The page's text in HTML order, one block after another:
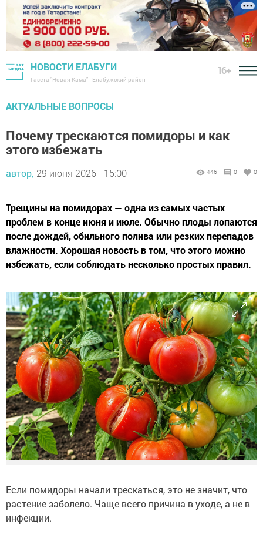
НОВОСТИ ЕЛАБУГИ
Газета "Новая Кама" - Елабужский район
16+
АКТУАЛЬНЫЕ ВОПРОСЫ
Почему трескаются помидоры и как
этого избежать
автор, 29 июня 2026 - 15:00 446 0 0
Трещины на помидорах — одна из самых частых
проблем в конце июня и июле. Обычно плоды лопаются
после дождей, обильного полива или резких перепадов
влажности. Хорошая новость в том, что этого можно
избежать, если соблюдать несколько простых правил.
Если помидоры начали трескаться, это не значит, что
растение заболело. Чаще всего причина в уходе, а не в
инфекции.